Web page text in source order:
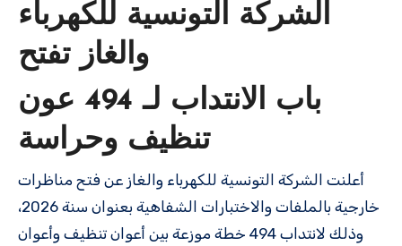
الشركة التونسية للكهرباء
والغاز تفتح
باب الانتداب لـ 494 عون
تنظيف وحراسة
أعلنت الشركة التونسية للكهرباء والغاز عن فتح مناظرات
خارجية بالملفات والاختبارات الشفاهية بعنوان سنة 2026،
وذلك لانتداب 494 خطة موزعة بين أعوان تنظيف وأعوان